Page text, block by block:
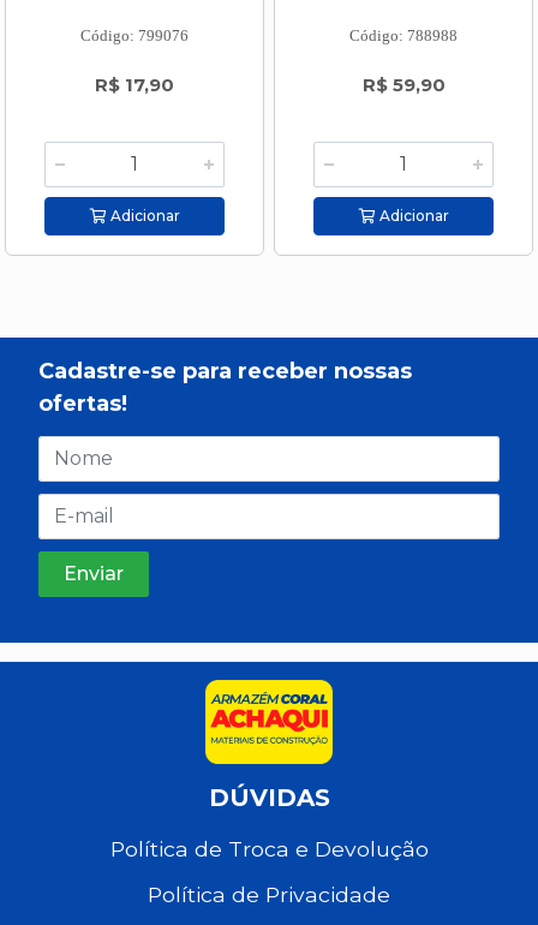
Código: 799076
R$ 17,90
Adicionar
Código: 788988
R$ 59,90
Adicionar
Cadastre-se para receber nossas
ofertas!
DÚVIDAS
Política de Troca e Devolução
Política de Privacidade